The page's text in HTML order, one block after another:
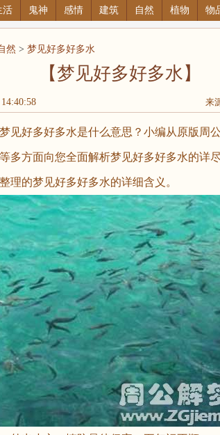
活 鬼神 感情 建筑 自然 植物 物
然 > 梦见好多好多水
【梦见好多好多水】
来
好多好多水是什么意思？小编从原版周
多方面向您全面解析梦见好多好多水的详
理的梦见好多好多水的详细含义。